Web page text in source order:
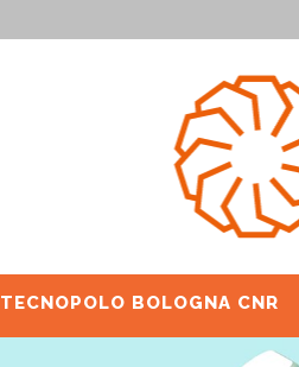
TECNOPOLO BOLOGNA CNR